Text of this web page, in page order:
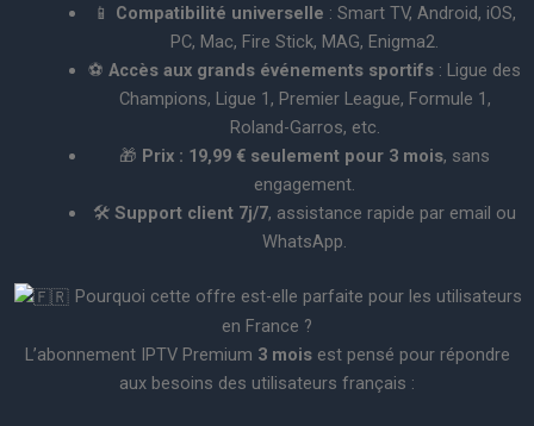
📱 Compatibilité universelle : Smart TV, Android, iOS,
PC, Mac, Fire Stick, MAG, Enigma2.
⚽Accès aux grands événements sportifs : Ligue des
Champions, Ligue 1, Premier League, Formule 1,
Roland-Garros, etc.
🎁 Prix : 19,99 € seulement pour 3 mois, sans
engagement.
🛠️Support client 7j/7, assistance rapide par email ou
WhatsApp.
Pourquoi cette offre est-elle parfaite pour les utilisateurs
en France ?
L’abonnement IPTV Premium 3 moisest pensé pour répondre
aux besoins des utilisateurs français :